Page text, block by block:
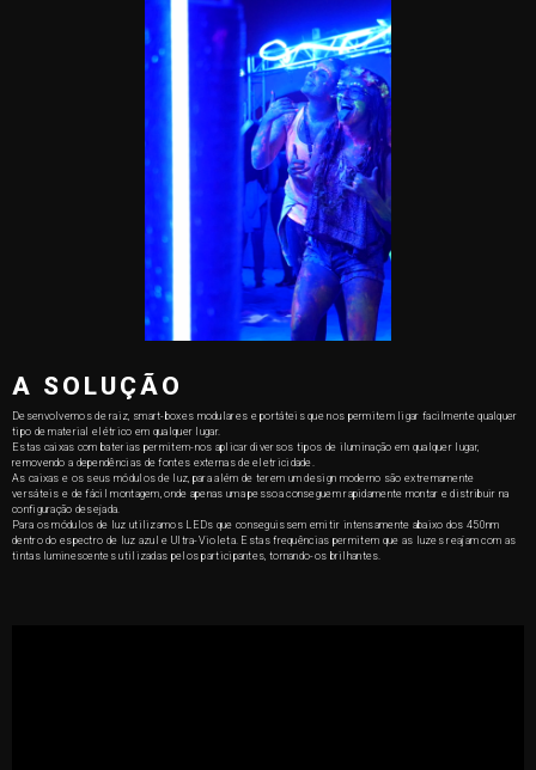
A SOLUÇÃO
Desenvolvemos de raiz, smart-boxes modulares e portáteis que nos permitem ligar facilmente qualquer
tipo de material elétrico em qualquer lugar.
Estas caixas com baterias permitem-nos aplicar diversos tipos de iluminação em qualquer lugar,
removendo a dependências de fontes externas de eletricidade.
As caixas e os seus módulos de luz, para além de terem um design moderno são extremamente
versáteis e de fácil montagem, onde apenas uma pessoa conseguem rapidamente montar e distribuir na
configuração desejada.
Para os módulos de luz utilizamos LEDs que conseguissem emitir intensamente abaixo dos 450nm
dentro do espectro de luz azul e Ultra-Violeta. Estas frequências permitem que as luzes reajam com as
tintas luminescentes utilizadas pelos participantes, tornando-os brilhantes.